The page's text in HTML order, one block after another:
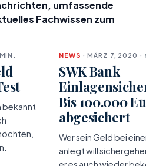
umfassende
Fachwissen zum
bekannt
NEWS · MÄRZ 7, 2020 ·
SWK Bank
Bis 100.000
abgesichert
Wer sein Geld bei
anlegt will